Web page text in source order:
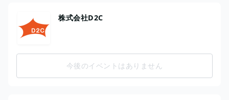
株式会社D2C
今後のイベントはありません